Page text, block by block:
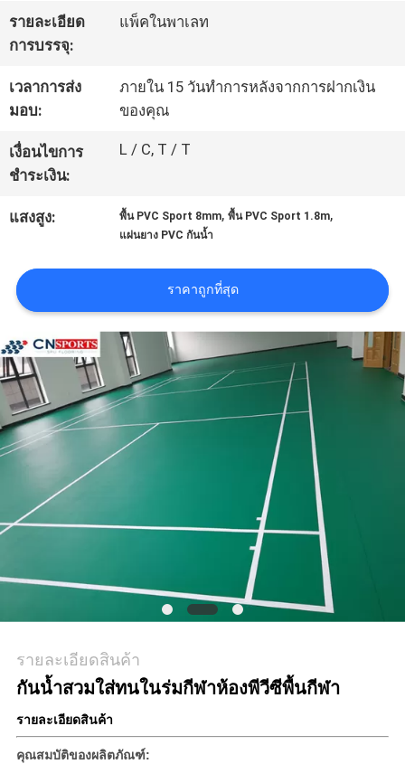
คุณภาพ
ติดต่อ
เรา
ขอ
เสนอ
ราคา
แผนผัง
เว็บไซต์
PRIVACY
POLICY
รายละเอียด
การบรรจุ:
แพ็คในพาเลท
เวลาการส่ง
มอบ:
ภายใน 15 วันทำการหลังจากการฝากเงิน
ของคุณ
เงื่อนไขการ
ชำระเงิน:
L / C, T / T
แสงสูง: พื้น PVC Sport 8mm,พื้น PVC Sport 1.8m,
แผ่นยาง PVC กันน้ำ
ราคาถูกที่สุด
รายละเอียดสินค้า
กันน้ำสวมใส่ทนในร่มกีฬาห้องพีวีซีพื้นกีฬา
รายละเอียดสินค้า
คุณสมบัติของผลิตภัณฑ์: